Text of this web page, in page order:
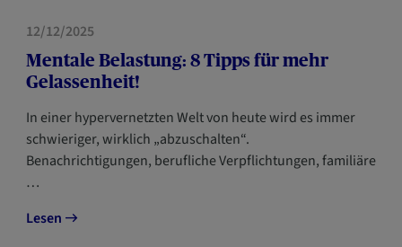
GESUNDHEIT
12/12/2025
Mentale Belastung: 8 Tipps für mehr
Gelassenheit!
In einer hypervernetzten Welt von heute wird es immer
schwieriger, wirklich „abzuschalten“.
Benachrichtigungen, berufliche Verpflichtungen, familiäre
…
Lesen